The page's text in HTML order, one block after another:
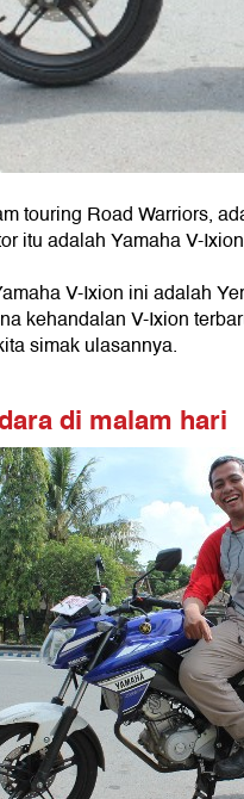
touring Road Warriors,
itu adalah Yamaha V-
V-Ixion ini adalah
kehandalan V-Ixion
simak ulasannya.
di malam hari